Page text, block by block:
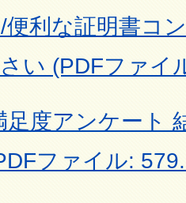
利な証明書コ
い (PDFファイ
足度アンケート
ファイル: